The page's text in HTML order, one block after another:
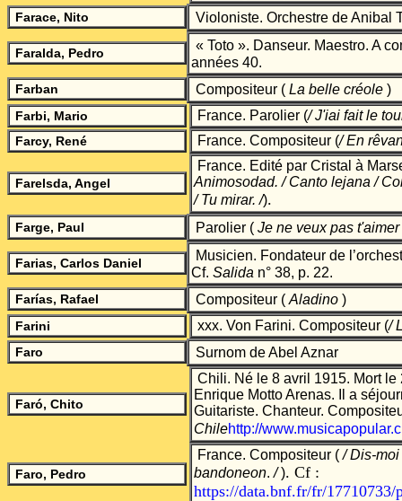
Farace, Nito
Violoniste. Orchestre de Anibal
Faralda, Pedro « Toto ». Danseur. Maestro. A
années 40.
Farban Compositeur ( La belle créole )
Farbi, Mario France. Parolier (/ J'iai fait le
Farcy, René France. Compositeur (/ En
Farelsda, Angel
France. Edité par Cristal à
Animosodad. / Canto lejana /
/ Tu mirar. /).
Farge, Paul Parolier ( Je ne veux pas t'aimer
Farias, Carlos Daniel
Musicien. Fondateur de
Cf. Salida n° 38, p. 22.
Farías, Rafael Compositeur ( Aladino )
Farini xxx. Von Farini. Compositeur (/
Faro Surnom de Abel Aznar
Faró, Chito
Chili. Né le 8 avril 1915. Mort
Enrique Motto Arenas. Il a
Guitariste. Chanteur.
Chilehttp://
Faro, Pedro
France. Compositeur (/ Dis-
bandoneon./). Cf :
https://data.bnf.fr/fr/17710733/